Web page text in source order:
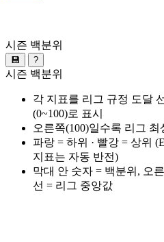
시즌 백분위
💾 ?
시즌 백분위
각 지표를 리그 규정 도달
(0~100)로 표시
오른쪽(100)일수록 리그
파랑 = 하위 · 빨강 = 상위
지표는 자동 반전)
막대 안 숫자 = 백분위, 오
선 = 리그 중앙값